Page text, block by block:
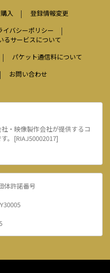
入
登録情報変更
イバシーポリシー
るサービスについて
パケット通信料について
お問い合わせ
・映像製作会社が提供するコ
。[RIAJ50002017]
体許諾番号